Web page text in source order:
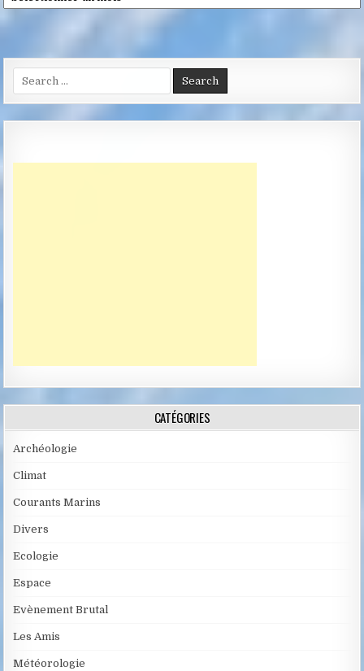
Search
for:
CATÉGORIES
Archéologie
Climat
Courants Marins
Divers
Ecologie
Espace
Evènement Brutal
Les Amis
Météorologie